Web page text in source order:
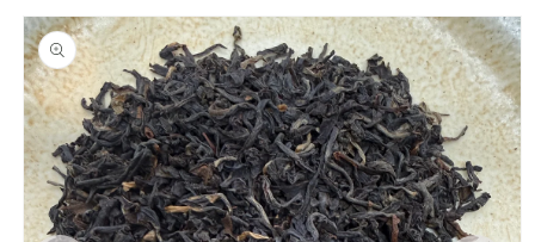
Kihagyás, és
ugrás a
termékadatokra